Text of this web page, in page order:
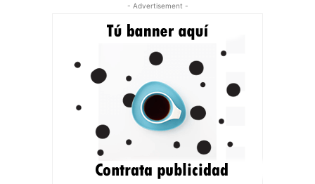
- Advertisement -